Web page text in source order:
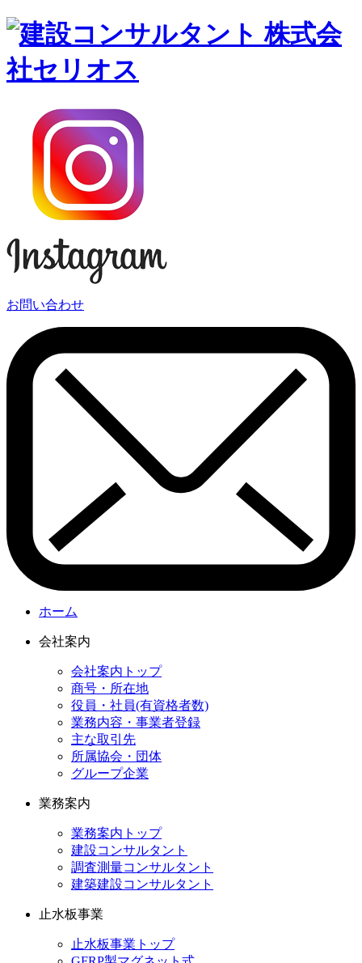
お問い合わせ
ホーム
会社案内
会社案内トップ
商号・所在地
役員・社員(有資格者数)
業務内容・事業者登録
主な取引先
所属協会・団体
グループ企業
業務案内
業務案内トップ
建設コンサルタント
調査測量コンサルタント
建築建設コンサルタント
止水板事業
止水板事業トップ